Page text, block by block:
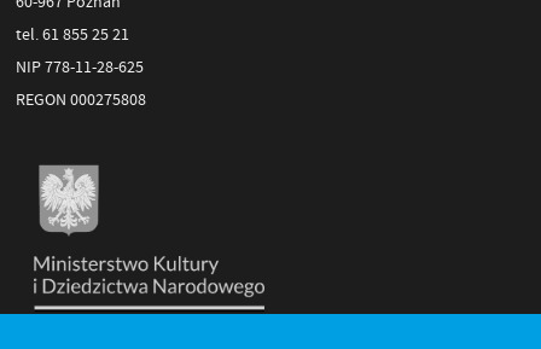
tel. 61 855 25 21
NIP 778-11-28-625
REGON 000275808